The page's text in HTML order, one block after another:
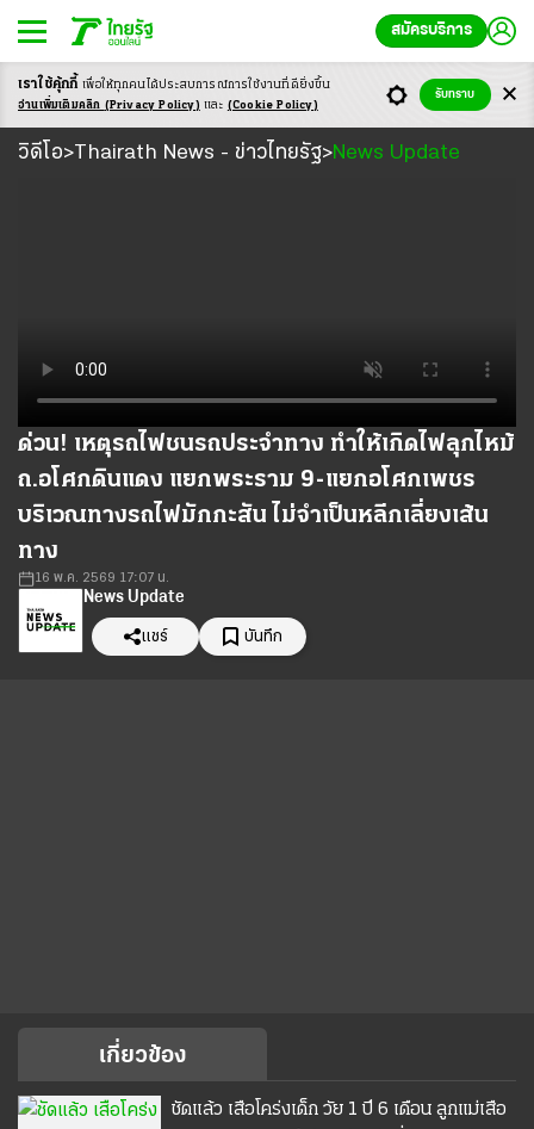
สมัครบริการ
วิดีโอ
วิดีโอ>Thairath News - ข่าวไทยรัฐ>News Update
ด่วน! เหตุรถไฟชนรถประจำทาง ทำให้เกิดไฟลุกไหม้
ถ.อโศกดินแดง แยกพระราม 9-แยกอโศกเพชร
บริเวณทางรถไฟมักกะสัน ไม่จำเป็นหลีกเลี่ยงเส้น
ทาง
16 พ.ค. 2569 17:07 น.
News Update
แชร์ บันทึก
เกี่ยวข้อง
ชัดแล้ว เสือโคร่งเด็ก วัย 1 ปี 6 เดือน ลูกแม่เสือ
เราใช้คุ้กกี้ เพื่อให้ทุกคนได้ประสบการณ์การใช้งานที่ดียิ่งขึ้น
อ่านเพิ่มเติมคลิก (Privacy Policy) และ (Cookie Policy)
รับทราบ